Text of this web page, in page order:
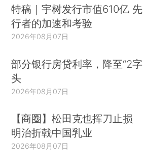
特稿｜宇树发行市值610亿 先
行者的加速和考验
2026年08月07日
部分银行房贷利率，降至“2字
头
2026年08月07日
【商圈】松田克也挥刀止损
明治折戟中国乳业
2026年08月07日